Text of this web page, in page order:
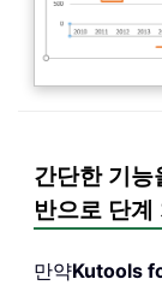
간단한 기능
반으로 단계
만약Kutools